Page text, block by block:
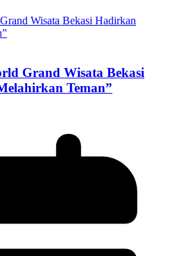
Grand Wisata Bekasi
Teman”